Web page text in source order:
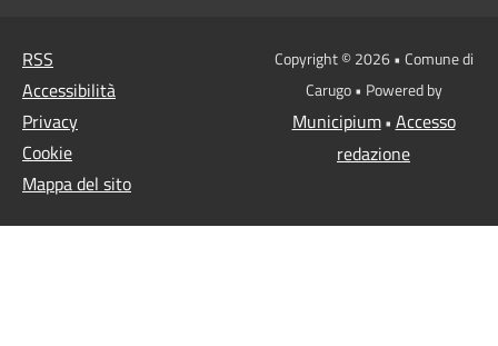
RSS
Accessibilità
Privacy
Cookie
Mappa del sito
Copyright © 2026 • Comune di
Carugo • Powered by
Municipium• Accesso
redazione